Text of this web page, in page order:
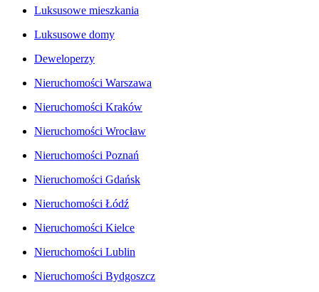
Luksusowe mieszkania
Luksusowe domy
Deweloperzy
Nieruchomości Warszawa
Nieruchomości Kraków
Nieruchomości Wrocław
Nieruchomości Poznań
Nieruchomości Gdańsk
Nieruchomości Łódź
Nieruchomości Kielce
Nieruchomości Lublin
Nieruchomości Bydgoszcz